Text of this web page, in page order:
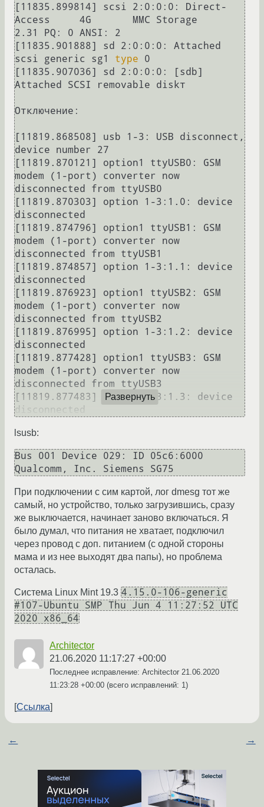
[11835.899814] scsi 2:0:0:0: Direct-
Access     4G       MMC Storage
2.31 PQ: 0 ANSI: 2
[11835.901888] sd 2:0:0:0: Attached
scsi generic sg1 type 0
[11835.907036] sd 2:0:0:0: [sdb]
Attached SCSI removable diskт
Отключение:
[11819.868508] usb 1-3: USB disconnect,
device number 27
[11819.870121] option1 ttyUSB0: GSM
modem (1-port) converter now
disconnected from ttyUSB0
[11819.870303] option 1-3:1.0: device
disconnected
[11819.874796] option1 ttyUSB1: GSM
modem (1-port) converter now
disconnected from ttyUSB1
[11819.874857] option 1-3:1.1: device
disconnected
[11819.876923] option1 ttyUSB2: GSM
modem (1-port) converter now
disconnected from ttyUSB2
[11819.876995] option 1-3:1.2: device
disconnected
[11819.877428] option1 ttyUSB3: GSM
modem (1-port) converter now
disconnected from ttyUSB3
[11819.877483] option 1-3:1.3: device
Развернуть
lsusb:
Bus 001 Device 029: ID 05c6:6000
При подключении с сим картой, лог dmesg тот же
самый, но устройство, только загрузившись, сразу
же выключается, начинает заново включаться. Я
было думал, что питания не хватает, подключил
через провод с доп. питанием (с одной стороны
мама и из нее выходят два папы), но проблема
осталась.
Система Linux Mint 19.3 4.15.0-106-generic
#107-Ubuntu SMP Thu Jun 4 11:27:52 UTC
2020 x86_64
Architector
21.06.2020 11:17:27 +00:00
Последнее исправление: Architector 21.06.2020
11:23:28 +00:00 (всего исправлений: 1)
Ссылка
← →